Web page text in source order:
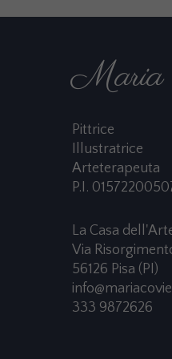
Maria
Pittrice
Illustratrice
Arteterapeuta
P.I.
La Casa
Via
56126 Pisa (PI)
333 9872626